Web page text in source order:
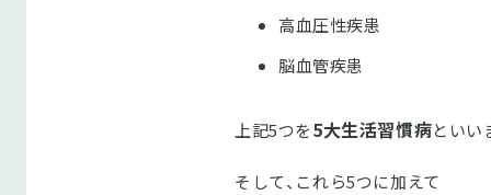
高血圧性疾患
脳血管疾患
上記5つを5大生活習慣病といい
そして、これら5つに加えて